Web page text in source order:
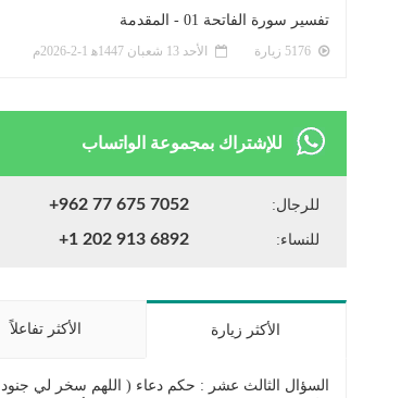
تفسير سورة الفاتحة 01 - المقدمة
الأحد 13 شعبان 1447ﻫ 1-2-2026م
للإشتراك بمجموعة الواتساب
للرجال: +962 77 675 7052
للنساء: +1 202 913 6892
الأكثر زيارة الأكثر تفاعلاً
السؤال الثالث عشر : حكم دعاء ( اللهم سخر لي جنود